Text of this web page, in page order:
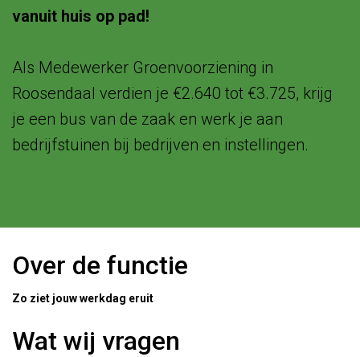
vanuit huis op pad!
Als Medewerker Groenvoorziening in
Roosendaal verdien je €2.640 tot €3.725, krijg
je een bus van de zaak en werk je aan
bedrijfstuinen bij bedrijven en instellingen.
Over de functie
Zo ziet jouw werkdag eruit
Wat wij vragen